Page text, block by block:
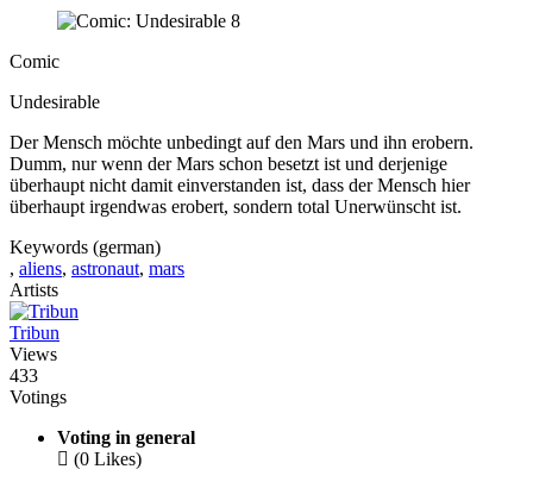
Comic
Undesirable
Der Mensch möchte unbedingt auf den Mars und ihn erobern.
Dumm, nur wenn der Mars schon besetzt ist und derjenige
überhaupt nicht damit einverstanden ist, dass der Mensch hier
überhaupt irgendwas erobert, sondern total Unerwünscht ist.
Keywords (german)
, aliens, astronaut, mars
Artists
Tribun
Views
433
Votings
Voting in general
 (0 Likes)